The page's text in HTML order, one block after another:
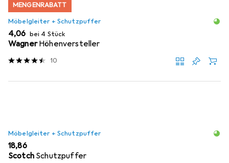
MENGENRABATT
Möbelgleiter + Schutzpuffer
EUR
4,06 bei 4 Stück
Wagner Höhenversteller
10
Möbelgleiter + Schutzpuffer
EUR
18,86
Scotch Schutzpuffer